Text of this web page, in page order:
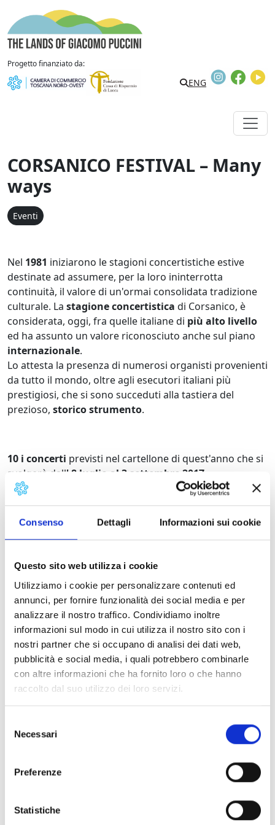
Consenso Dettagli Informazioni sui cookie
Questo sito web utilizza i cookie
Utilizziamo i cookie per personalizzare contenuti ed
annunci, per fornire funzionalità dei social media e per
analizzare il nostro traffico. Condividiamo inoltre
informazioni sul modo in cui utilizza il nostro sito con i
nostri partner che si occupano di analisi dei dati web,
pubblicità e social media, i quali potrebbero combinarle
con altre informazioni che ha fornito loro o che hanno
raccolto dal suo utilizzo dei loro servizi.
delNecessari
Preferenze
Statistiche
Vai al contenuto
Progetto finanziato da:
Search
ENG
Instagram
CORSANICO FESTIVAL – Many
ways
Eventi
Nel 1981 iniziarono lestagioni concertistiche estive
destinate ad assumere, per la loro ininterrotta
continuità, il valore di un'ormai consolidata tradizione
culturale. La stagione concertistica di Corsanico, è
considerata, oggi, fra quelle italiane di più alto livello
ed ha assunto un valore riconosciuto anche sul piano
internazionale.
Lo attesta la presenza di numerosi organisti provenienti
da tutto il mondo, oltre agli esecutori italiani più
prestigiosi, che si sono succeduti alla tastiera del
prezioso, storico strumento.
10 i concerti previsti nel cartellone di quest'anno che si
svolgerà dall' 8 luglio al 3 settembre 2017
Ore 21:15 –"Many ways". Viaggio musicale tra
Trio.
Carlo Palagi: chitarre, Giuliano Passaglia: Sax soprano e
tenore, contrabbasso. Riccardo Puccetti: percusioni,
marimba, hang drum.
Musiche di C. Palagi, J. Gararek, R. Puccetti, R. Towner.
L' organo Monumentale di Vincenzo Colonna
Pieve di San Michele Arcangelo di Corsanico fu
capolavoro dell'arte organaria veneziana ed opera
pregevole sul piano fonico, architettonico ed artistico,
ha subito nel tempo, diversi interventi di restauro ma
quello del 1899 è il più significativo, poichè da esso